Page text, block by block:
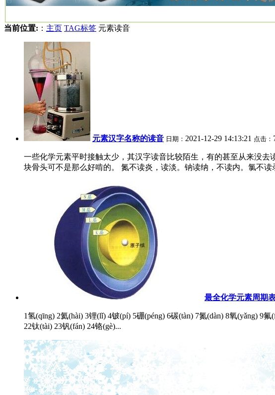
当前位置: ： 主页 TAG标签 元素读音
元素汉字名称的读音 日期： 2021-12-29 14:13:21 点击：
一些化学元素平时接触太少，其汉字读音比较陌生，有的甚至从来没
块骨头可不是那么好啃的。 氮不读炎，读淡。钠读纳，不读内。氯不读
最全化学元素周期
1氢(qīng) 2氦(hài) 3锂(lǐ) 4铍(pí) 5硼(péng) 6碳(tàn) 7氮(dàn) 8氧(yǎng) 9
22钛(tài) 23钒(fán) 24铬(gè)...